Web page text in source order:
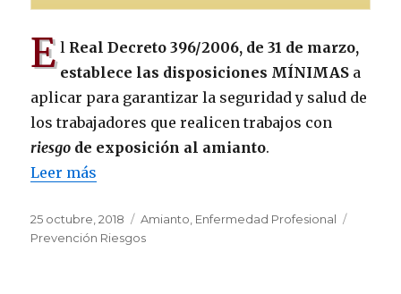
E l Real Decreto 396/2006, de 31 de marzo,
establece las disposiciones MÍNIMASa
aplicar para garantizar la seguridad y salud de
los trabajadores que realicen trabajos con
riesgo de exposición al amianto.
Leer más
Publicado
el
25 octubre, 2018 Categorías
Amianto Enfermedad Profesional
Prevención Riesgos